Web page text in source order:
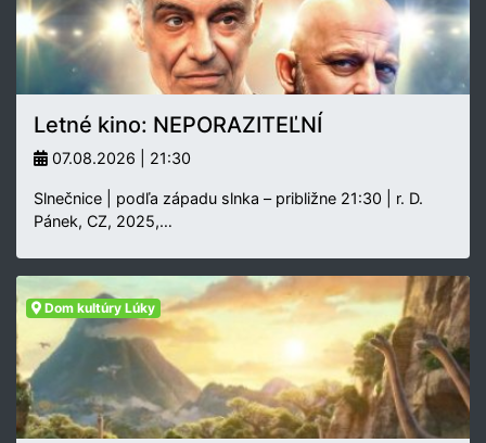
Letné kino: NEPORAZITEĽNÍ
07.08.2026 | 21:30
Slnečnice | podľa západu slnka – približne 21:30 | r. D.
Pánek, CZ, 2025,…
Dom kultúry Lúky